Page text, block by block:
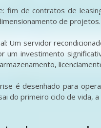
fim de contratos de
de projetos.
Um servidor
um investimento
é desenhado para
do primeiro ciclo de vida,